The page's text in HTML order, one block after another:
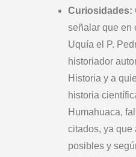
Curiosidades:
señalar que en
Uquía el P.
historiador
Historia y a
historia
Humahuaca,
citados, ya que
posibles y